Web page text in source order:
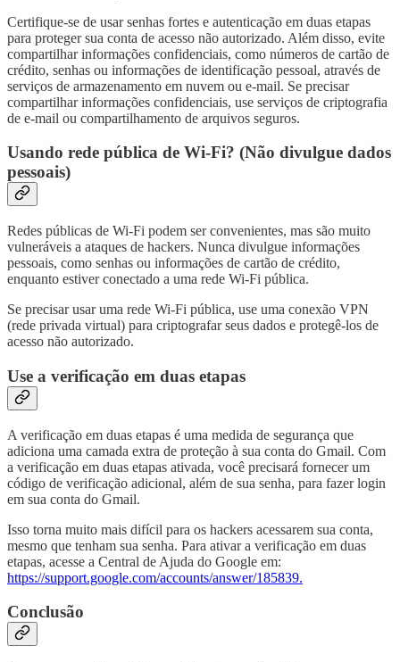
Certifique-se de usar senhas fortes e autenticação em duas etapas
para proteger sua conta de acesso não autorizado. Além disso, evite
compartilhar informações confidenciais, como números de cartão de
crédito, senhas ou informações de identificação pessoal, através de
serviços de armazenamento em nuvem ou e-mail. Se precisar
compartilhar informações confidenciais, use serviços de criptografia
de e-mail ou compartilhamento de arquivos seguros.
Usando rede pública de Wi-Fi? (Não divulgue dados
pessoais)
Redes públicas de Wi-Fi podem ser convenientes, mas são muito
vulneráveis a ataques de hackers. Nunca divulgue informações
pessoais, como senhas ou informações de cartão de crédito,
enquanto estiver conectado a uma rede Wi-Fi pública.
Se precisar usar uma rede Wi-Fi pública, use uma conexão VPN
(rede privada virtual) para criptografar seus dados e protegê-los de
acesso não autorizado.
Use a verificação em duas etapas
A verificação em duas etapas é uma medida de segurança que
adiciona uma camada extra de proteção à sua conta do Gmail. Com
a verificação em duas etapas ativada, você precisará fornecer um
código de verificação adicional, além de sua senha, para fazer login
em sua conta do Gmail.
Isso torna muito mais difícil para os hackers acessarem sua conta,
mesmo que tenham sua senha. Para ativar a verificação em duas
etapas, acesse a Central de Ajuda do Google em:
https://support.google.com/accounts/answer/185839.
Conclusão